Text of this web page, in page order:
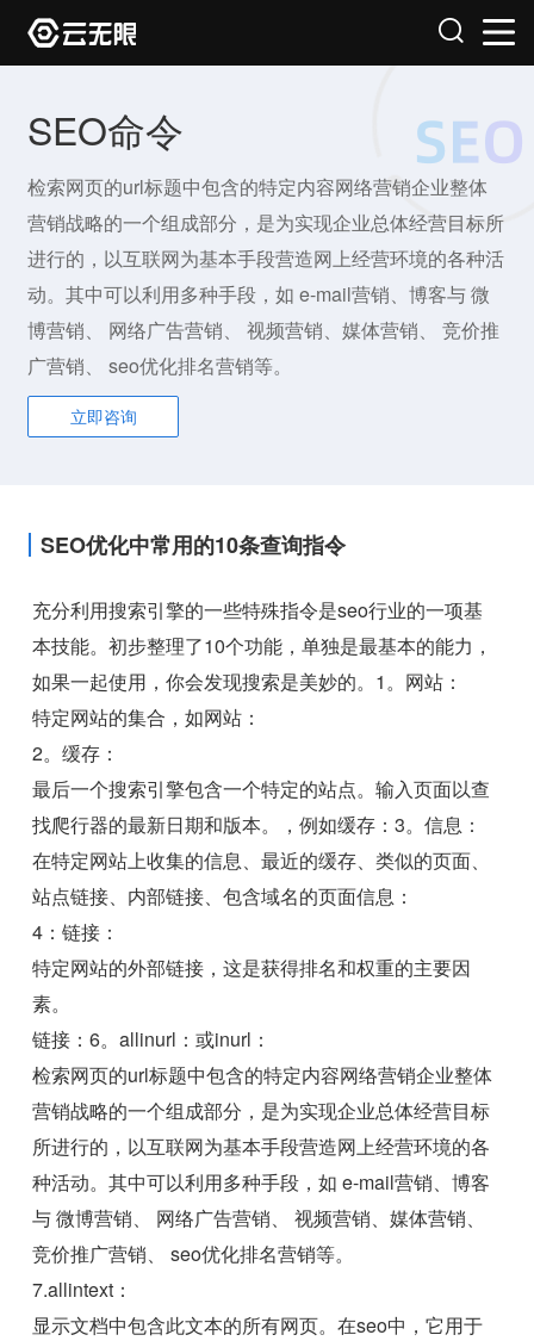
SEO命令
检索网页的url标题中包含的特定内容网络营销企业整体
营销战略的一个组成部分，是为实现企业总体经营目标所
进行的，以互联网为基本手段营造网上经营环境的各种活
动。其中可以利用多种手段，如 e-mail营销、博客与 微
博营销、 网络广告营销、 视频营销、媒体营销、 竞价推
广营销、 seo优化排名营销等。
立即咨询
SEO优化中常用的10条查询指令
充分利用搜索引擎的一些特殊指令是seo行业的一项基
本技能。初步整理了10个功能，单独是最基本的能力，
如果一起使用，你会发现搜索是美妙的。1。网站：
特定网站的集合，如网站：
2。缓存：
最后一个搜索引擎包含一个特定的站点。输入页面以查
找爬行器的最新日期和版本。，例如缓存：3。信息：
在特定网站上收集的信息、最近的缓存、类似的页面、
站点链接、内部链接、包含域名的页面信息：
4：链接：
特定网站的外部链接，这是获得排名和权重的主要因
素。
链接：6。allinurl：或inurl：
检索网页的url标题中包含的特定内容网络营销企业整体
营销战略的一个组成部分，是为实现企业总体经营目标
所进行的，以互联网为基本手段营造网上经营环境的各
种活动。其中可以利用多种手段，如 e-mail营销、博客
与 微博营销、 网络广告营销、 视频营销、媒体营销、
竞价推广营销、 seo优化排名营销等。
7.allintext：
显示文档中包含此文本的所有网页。在seo中，它用于